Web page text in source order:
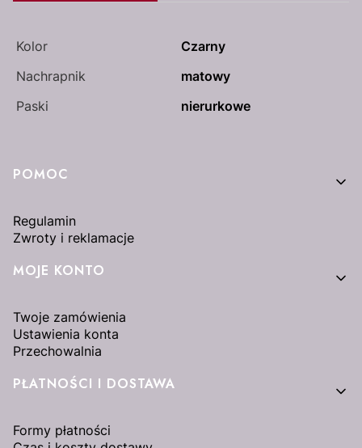
Kolor
Czarny
Nachrapnik
matowy
Paski
nierurkowe
Linki w stopce
POMOC
Regulamin
Zwroty i reklamacje
MOJE KONTO
Twoje zamówienia
Ustawienia konta
Przechowalnia
PŁATNOŚCI I DOSTAWA
Formy płatności